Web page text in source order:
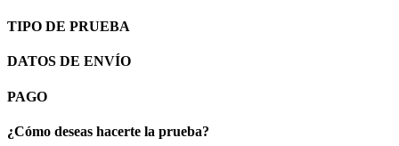
TIPO DE PRUEBA
DATOS DE ENVÍO
PAGO
¿Cómo deseas hacerte la prueba?